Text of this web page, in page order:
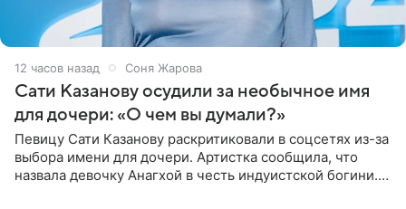
12 часов назад Соня Жарова
Сати Казанову осудили за необычное имя
для дочери: «О чем вы думали?»
Певицу Сати Казанову раскритиковали в соцсетях из-за
выбора имени для дочери. Артистка сообщила, что
назвала девочку Анагхой в честь индуистской богини.